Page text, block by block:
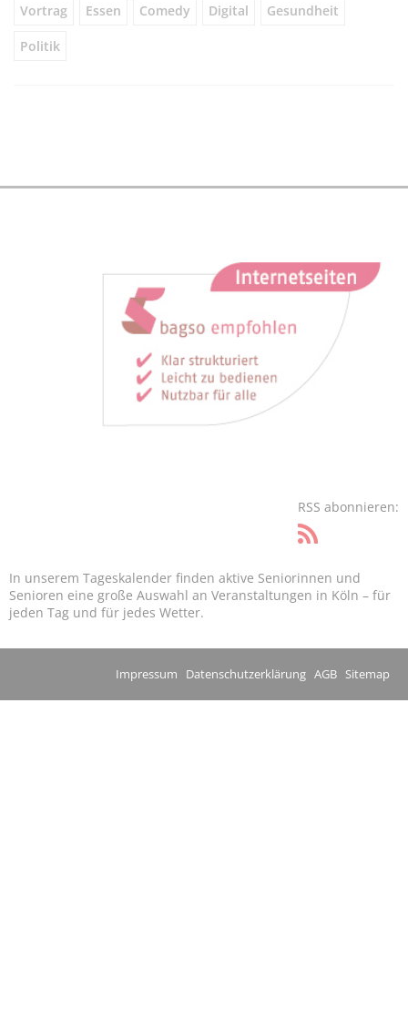
Vortrag Essen Comedy Digital Gesundheit
Politik
RSS abonnieren:
In unserem Tageskalender finden aktive Seniorinnen und
Senioren eine große Auswahl an Veranstaltungen in Köln – für
jeden Tag und für jedes Wetter.
Impressum Datenschutzerklärung AGB Sitemap